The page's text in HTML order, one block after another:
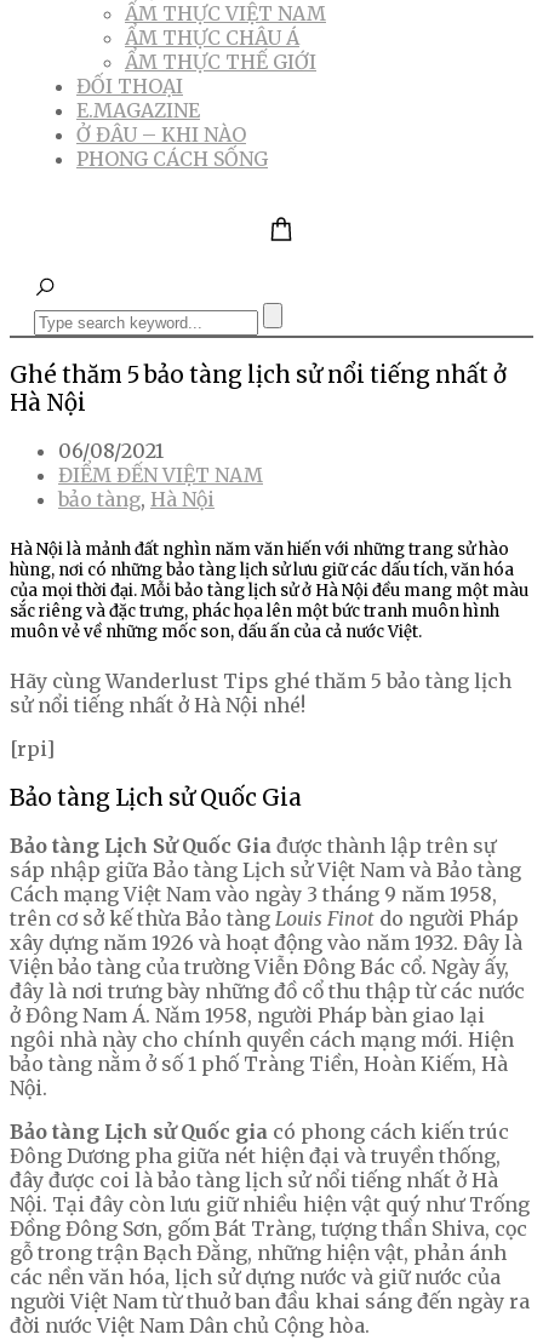
ẨM THỰC VIỆT NAM
ẨM THỰC CHÂU Á
ẨM THỰC THẾ GIỚI
ĐỐI THOẠI
E.MAGAZINE
Ở ĐÂU – KHI NÀO
PHONG CÁCH SỐNG
Ghé thăm 5 bảo tàng lịch sử nổi tiếng nhất ở
Hà Nội
06/08/2021
ĐIỂM ĐẾN VIỆT NAM
bảo tàng, Hà Nội
Hà Nội là mảnh đất nghìn năm văn hiến với những trang sử hào
hùng, nơi có những bảo tàng lịch sử lưu giữ các dấu tích, văn hóa
của mọi thời đại. Mỗi bảo tàng lịch sử ở Hà Nội đều mang một màu
sắc riêng và đặc trưng, phác họa lên một bức tranh muôn hình
muôn vẻ về những mốc son, dấu ấn của cả nước Việt.
Hãy cùng Wanderlust Tips ghé thăm 5 bảo tàng lịch
sử nổi tiếng nhất ở Hà Nội nhé!
[rpi]
Bảo tàng Lịch sử Quốc Gia
Bảo tàng Lịch Sử Quốc Gia được thành lập trên sự
sáp nhập giữa Bảo tàng Lịch sử Việt Nam và Bảo tàng
Cách mạng Việt Nam vào ngày 3 tháng 9 năm 1958,
trên cơ sở kế thừa Bảo tàng Louis Finot do người Pháp
xây dựng năm 1926 và hoạt động vào năm 1932. Đây là
Viện bảo tàng của trường Viễn Đông Bác cổ. Ngày ấy,
đây là nơi trưng bày những đồ cổ thu thập từ các nước
ở Đông Nam Á. Nǎm 1958, người Pháp bàn giao lại
ngôi nhà này cho chính quyền cách mạng mới. Hiện
bảo tàng nằm ở số 1 phố Tràng Tiền, Hoàn Kiếm, Hà
Nội.
Bảo tàng Lịch sử Quốc gia có phong cách kiến trúc
Đông Dương pha giữa nét hiện đại và truyền thống,
đây được coi là bảo tàng lịch sử nổi tiếng nhất ở Hà
Nội. Tại đây còn lưu giữ nhiều hiện vật quý như Trống
Đồng Đông Sơn, gốm Bát Tràng, tượng thần Shiva, cọc
gỗ trong trận Bạch Đằng, những hiện vật, phản ánh
các nền văn hóa, lịch sử dựng nước và giữ nước của
người Việt Nam từ thuở ban đầu khai sáng đến ngày ra
đời nước Việt Nam Dân chủ Cộng hòa.